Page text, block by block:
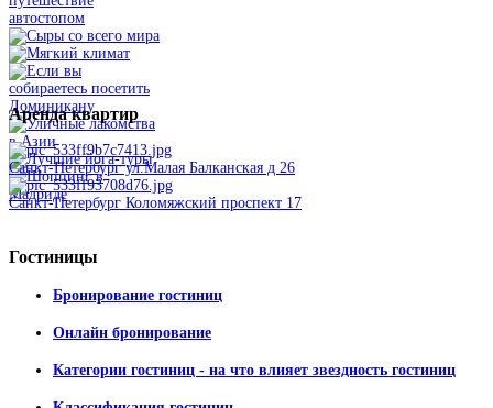
Арендаквартир
Санкт-Петербург ул.Малая Балканская д 26
Санкт-Петербург Коломяжский проспект 17
Гостиницы
Бронирование гостиниц
Онлайн бронирование
Категории гостиниц - на что влияет звездность гостиниц